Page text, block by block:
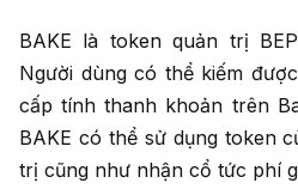
BAKE là token quản trị
Người dùng có thể kiếm
cấp tính thanh khoản trên
BAKE có thể sử dụng token
trị cũng như nhận cổ tức phí